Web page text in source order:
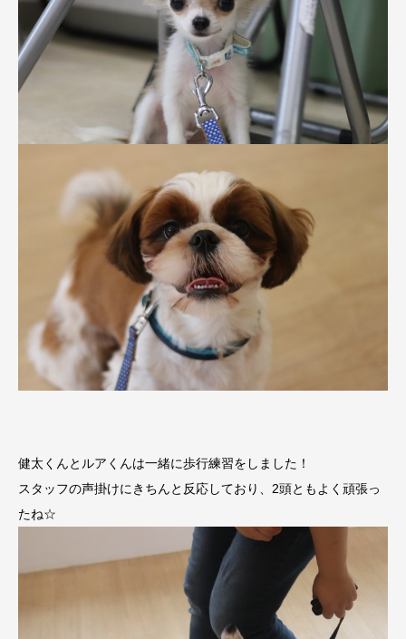
健太くんとルアくんは一緒に歩行練習をしました！
スタッフの声掛けにきちんと反応しており、2頭ともよく頑張っ
たね☆